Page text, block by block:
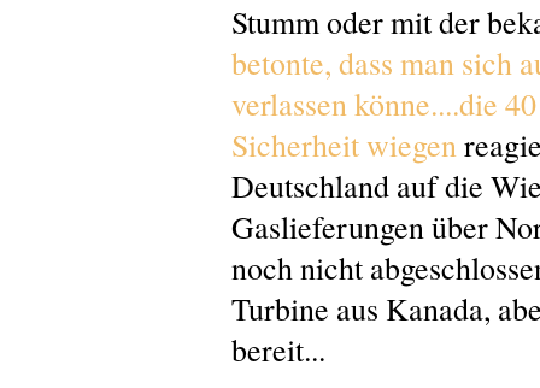
Stumm oder mit der
betonte, dass man sich
verlassen könne....die
Sicherheit wiegen
Deutschland auf die
Gaslieferungen über
noch nicht
Turbine aus Kanada,
bereit...